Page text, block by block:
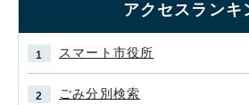
アクセスランキ
スマート市役所
ごみ分別検索